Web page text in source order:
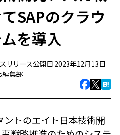
SAPのクラウ
を導入
リリース公開日 2023年12月13日
編集部
トのエイト日本技術開